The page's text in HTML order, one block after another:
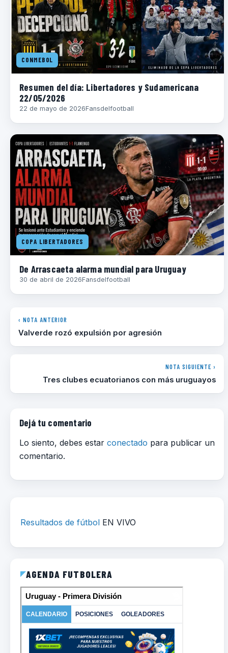
CONMEBOL
Resumen del día: Libertadores y Sudamericana
22/05/2026
22 de mayo de 2026Fansdelfootball
COPA LIBERTADORES
De Arrascaeta alarma mundial para Uruguay
30 de abril de 2026Fansdelfootball
‹ NOTA ANTERIOR
Valverde rozó expulsión por agresión
NOTA SIGUIENTE ›
Tres clubes ecuatorianos con más uruguayos
Dejá tu comentario
Lo siento, debes estar conectado para publicar un
comentario.
Resultados de fútbol EN VIVO
AGENDA FUTBOLERA